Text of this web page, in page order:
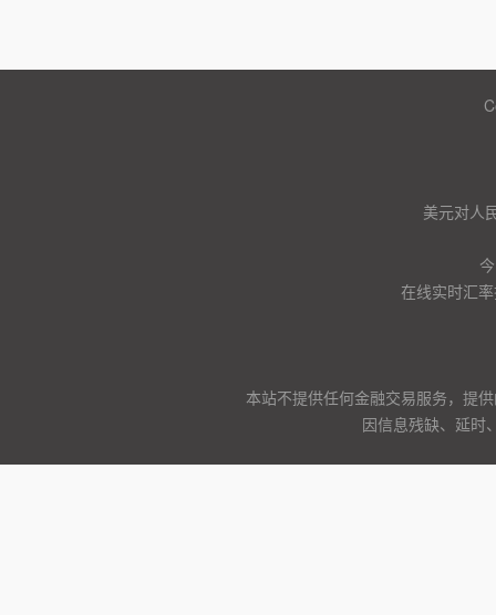
美元对人
在线实时汇
本站不提供任何金融交易服务，提
因信息残缺、延时